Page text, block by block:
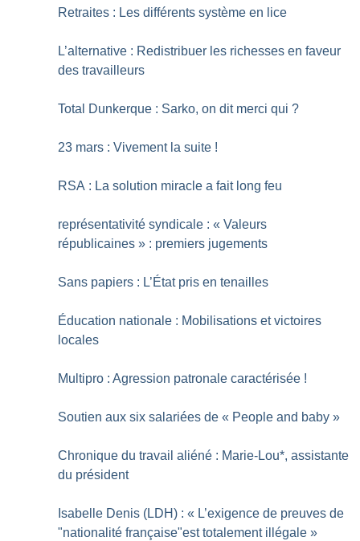
Retraites : Les différents système en lice
L’alternative : Redistribuer les richesses en faveur
des travailleurs
Total Dunkerque : Sarko, on dit merci qui ?
23 mars : Vivement la suite !
RSA : La solution miracle a fait long feu
représentativité syndicale : « Valeurs
républicaines » : premiers jugements
Sans papiers : L’État pris en tenailles
Éducation nationale : Mobilisations et victoires
locales
Multipro : Agression patronale caractérisée !
Soutien aux six salariées de « People and baby »
Chronique du travail aliéné : Marie-Lou*, assistante
du président
Isabelle Denis (LDH) : « L’exigence de preuves de
"nationalité française"est totalement illégale »